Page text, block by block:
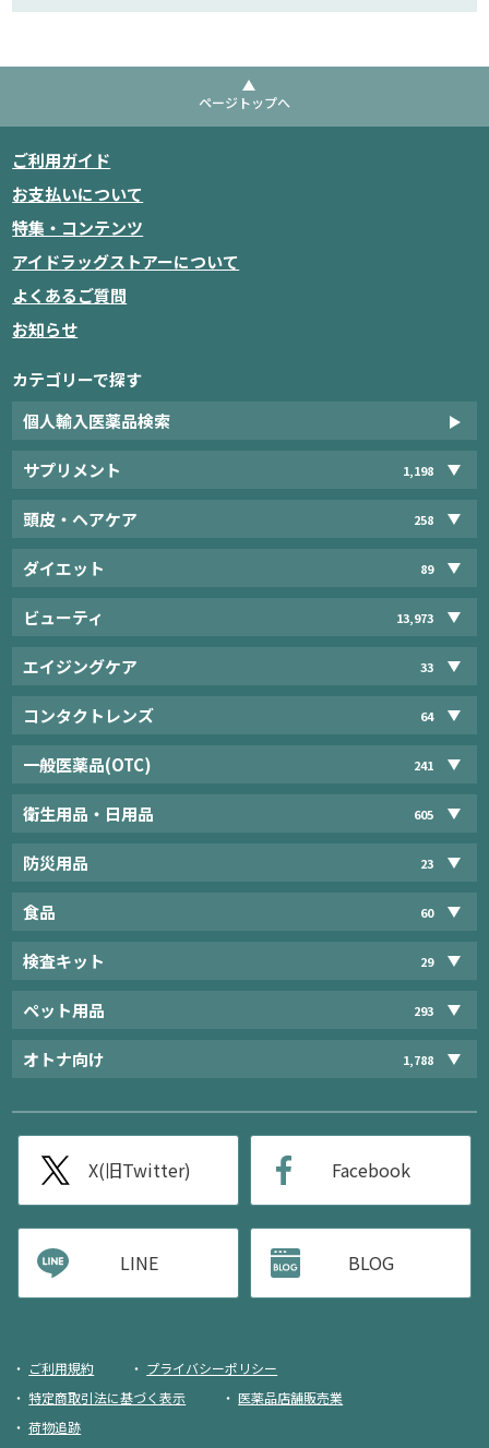
ページトップへ
ご利用ガイド
お支払いについて
特集・コンテンツ
アイドラッグストアーについて
よくあるご質問
お知らせ
カテゴリーで探す
個人輸入医薬品検索
サプリメント 1,198
頭皮・ヘアケア 258
ダイエット 89
ビューティ 13,973
エイジングケア 33
コンタクトレンズ 64
一般医薬品(OTC) 241
衛生用品・日用品 605
防災用品 23
食品 60
検査キット 29
ペット用品 293
オトナ向け 1,788
X(旧Twitter) Facebook
LINE BLOG
ご利用規約
プライバシーポリシー
特定商取引法に基づく表示
医薬品店舗販売業
荷物追跡